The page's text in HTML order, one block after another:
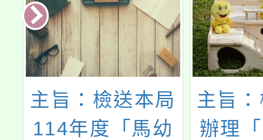
主旨：檢送本局
114年度「馬幼
主旨
辦理